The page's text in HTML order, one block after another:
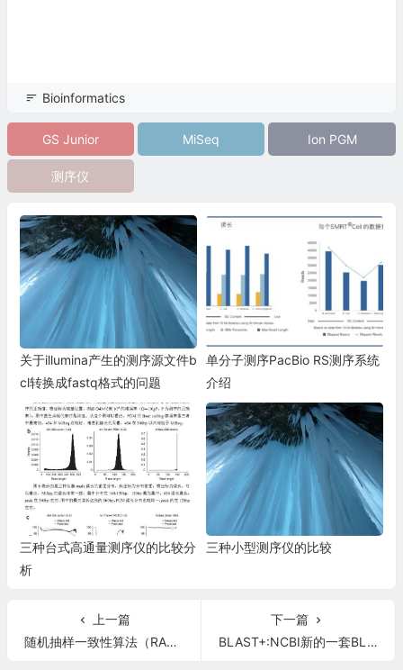
Bioinformatics
GS Junior MiSeq Ion PGM
测序仪
关于illumina产生的测序源文件b
cl转换成fastq格式的问题
单分子测序PacBio RS测序系统
介绍
三种台式高通量测序仪的比较分
析
三种小型测序仪的比较
上一篇
随机抽样一致性算法（RANSAC）
下一篇
BLAST+:NCBI新的一套BLAST工具